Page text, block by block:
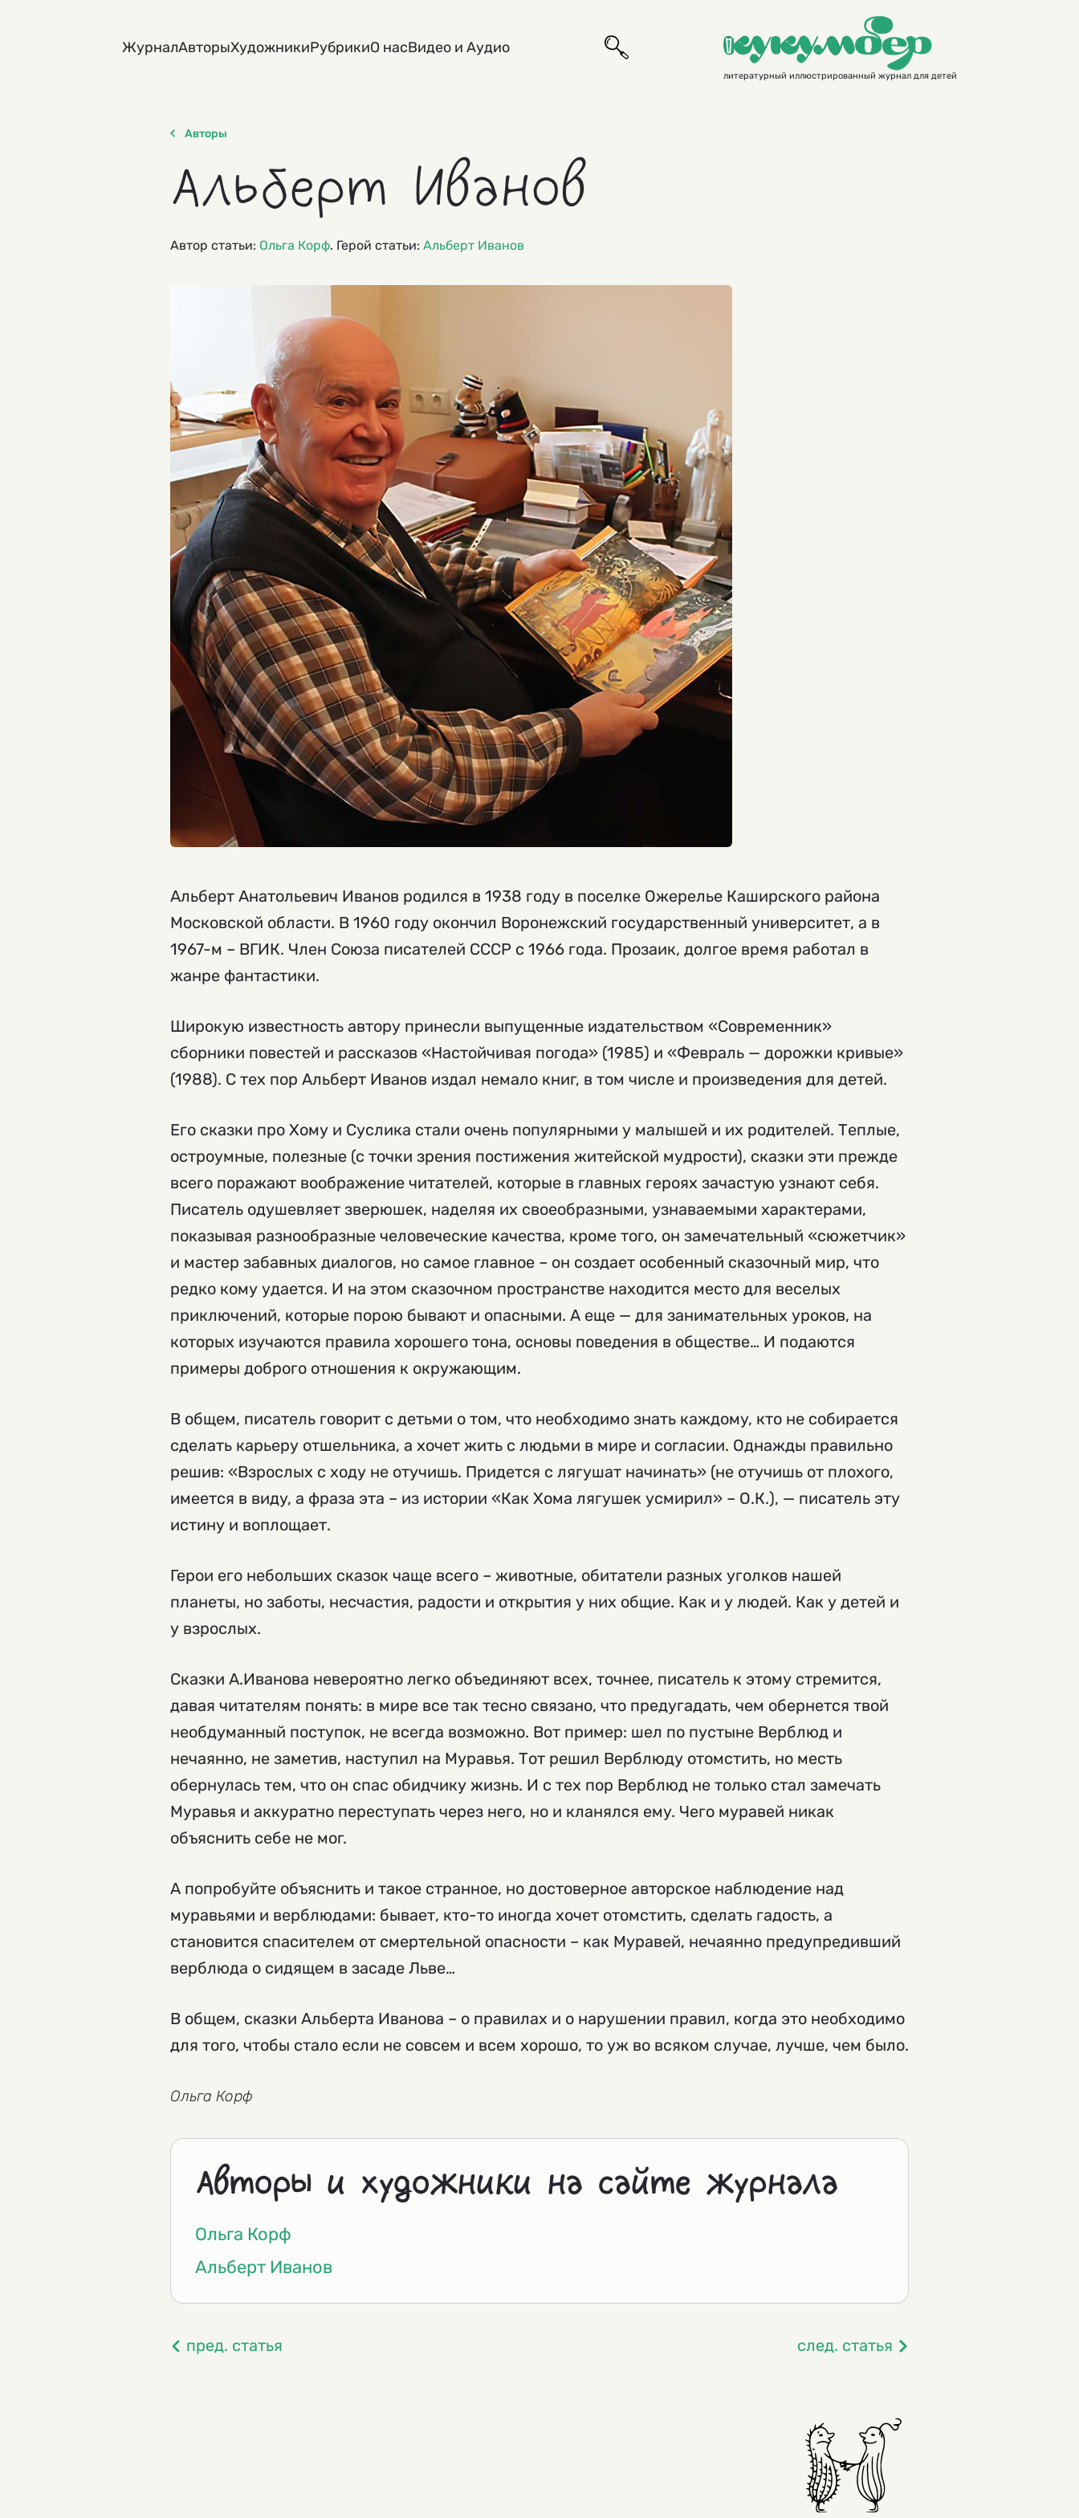
ЖурналАвторыХудожникиРубрикиО насВидео и Аудио
литературный иллюстрированный журнал для детей
Авторы
Альберт Иванов
Автор статьи: Ольга Корф. Герой статьи: Альберт Иванов
Альберт Анатольевич Иванов родился в 1938 году в поселке Ожерелье Каширского района
Московской области. В 1960 году окончил Воронежский государственный университет, а в
1967-м – ВГИК. Член Союза писателей СССР с 1966 года. Прозаик, долгое время работал в
жанре фантастики.
Широкую известность автору принесли выпущенные издательством «Современник»
сборники повестей и рассказов «Настойчивая погода» (1985) и «Февраль — дорожки кривые»
(1988). С тех пор Альберт Иванов издал немало книг, в том числе и произведения для детей.
Его сказки про Хому и Суслика стали очень популярными у малышей и их родителей. Теплые,
остроумные, полезные (с точки зрения постижения житейской мудрости), сказки эти прежде
всего поражают воображение читателей, которые в главных героях зачастую узнают себя.
Писатель одушевляет зверюшек, наделяя их своеобразными, узнаваемыми характерами,
показывая разнообразные человеческие качества, кроме того, он замечательный «сюжетчик»
и мастер забавных диалогов, но самое главное – он создает особенный сказочный мир, что
редко кому удается. И на этом сказочном пространстве находится место для веселых
приключений, которые порою бывают и опасными. А еще — для занимательных уроков, на
которых изучаются правила хорошего тона, основы поведения в обществе… И подаются
примеры доброго отношения к окружающим.
В общем, писатель говорит с детьми о том, что необходимо знать каждому, кто не собирается
сделать карьеру отшельника, а хочет жить с людьми в мире и согласии. Однажды правильно
решив: «Взрослых с ходу не отучишь. Придется с лягушат начинать» (не отучишь от плохого,
имеется в виду, а фраза эта – из истории «Как Хома лягушек усмирил» – О.К.), — писатель эту
истину и воплощает.
Герои его небольших сказок чаще всего – животные, обитатели разных уголков нашей
планеты, но заботы, несчастия, радости и открытия у них общие. Как и у людей. Как у детей и
у взрослых.
Сказки А.Иванова невероятно легко объединяют всех, точнее, писатель к этому стремится,
давая читателям понять: в мире все так тесно связано, что предугадать, чем обернется твой
необдуманный поступок, не всегда возможно. Вот пример: шел по пустыне Верблюд и
нечаянно, не заметив, наступил на Муравья. Тот решил Верблюду отомстить, но месть
обернулась тем, что он спас обидчику жизнь. И с тех пор Верблюд не только стал замечать
Муравья и аккуратно переступать через него, но и кланялся ему. Чего муравей никак
объяснить себе не мог.
А попробуйте объяснить и такое странное, но достоверное авторское наблюдение над
муравьями и верблюдами: бывает, кто-то иногда хочет отомстить, сделать гадость, а
становится спасителем от смертельной опасности – как Муравей, нечаянно предупредивший
верблюда о сидящем в засаде Льве…
В общем, сказки Альберта Иванова – о правилах и о нарушении правил, когда это необходимо
для того, чтобы стало если не совсем и всем хорошо, то уж во всяком случае, лучше, чем было.
Ольга Корф
Авторы и художники на сайте журнала
Ольга Корф
Альберт Иванов
пред. статья след. статья